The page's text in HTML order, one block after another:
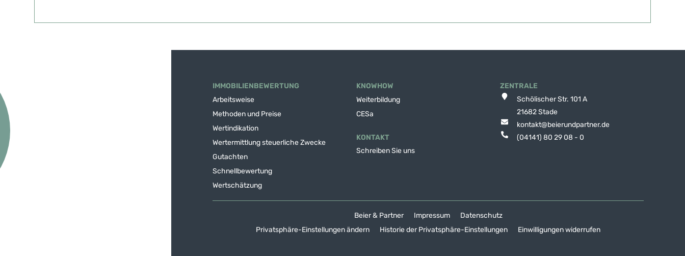
IMMOBILIENBEWERTUNG
Arbeitsweise
Methoden und Preise
Wertindikation
Wertermittlung steuerliche Zwecke
Gutachten
Schnellbewertung
Wertschätzung
KNOWHOW
Weiterbildung
CESa
KONTAKT
Schreiben Sie uns
ZENTRALE
Schölischer Str. 101 A
21682 Stade
kontakt@beierundpartner.de
(04141) 80 29 08 - 0
Beier & Partner Impressum
Datenschutz
Privatsphäre-Einstellungen ändern
Historie der Privatsphäre-Einstellungen Einwilligungen widerrufen